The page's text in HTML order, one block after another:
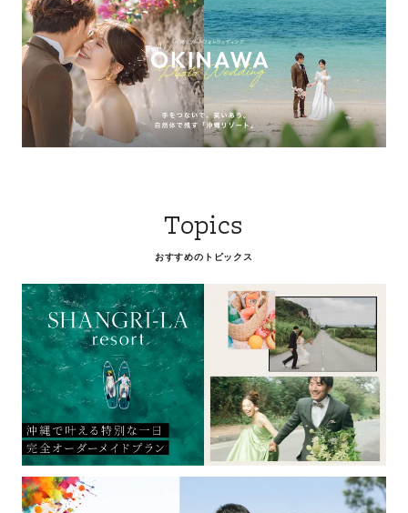
Topics
おすすめのトピックス